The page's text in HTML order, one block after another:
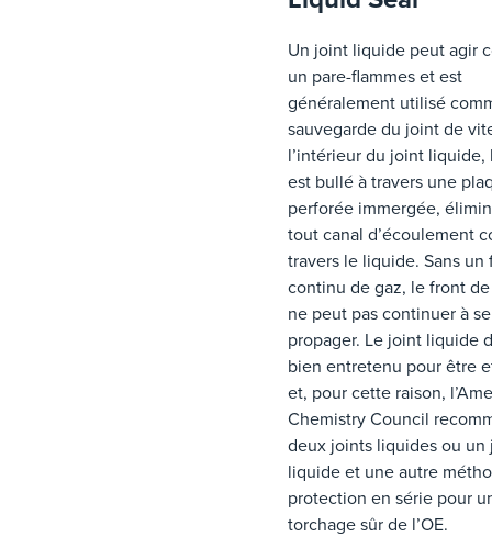
Un joint liquide peut agir
un pare-flammes et est
généralement utilisé
sauvegarde du joint de
l’intérieur du joint liquide,
est bullé à travers une
perforée immergée,
tout canal d’écoulement
travers le liquide. Sans un
continu de gaz, le front
ne peut pas continuer à se
propager. Le joint liquide
bien entretenu pour être
et, pour cette raison,
Chemistry Council
deux joints liquides ou un
liquide et une autre
protection en série pour
torchage sûr de l’OE.